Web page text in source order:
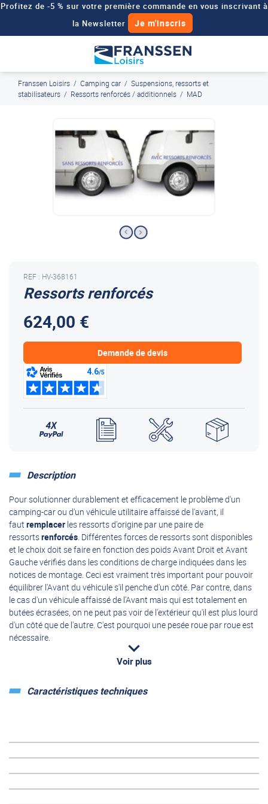
Profitez de -5 % sur votre première commande en vous inscrivant à
la Newsletter
Je m'inscris
Demander un devis
Paiement en ligne sécurisé, en 4x par Paypal J'en profite
Franssen Loisirs / Camping car / Suspensions, ressorts et
stabilisateurs / Ressorts renforcés / additionnels / MAD
Ressorts renforcés
REF : HV-368161
624,00 €
Demande de devis
Description
Pour solutionner durablement et efficacement le problème d'un
camping-car ou d'un véhicule utilitaire affaissé de l'avant, il
faut remplacer les ressorts d'origine par une paire de
ressortsrenforcés. Différentes forces de ressorts sont disponibles
et le choix doit se faire en fonction des poids Avant Droit et Avant
Gauche vérifiés dans les conditions de charge indiquées dans les
notices de montage. Ceci est vraiment très important pour pouvoir
équilibrer l'Avant du véhicule s'il penche d'un côté. Par contre, dans
le cas d'un véhicule affaissé de l'Avant mais qui est totalement en
butées écrasées, on ne peut pas voir de l'extérieur qu'il est plus lourd
d'un côté que de l'autre. C'est pourquoi une pesée roue par roue est
nécessaire.
Pour l'arrière des véhicules à lames de ressort et 4x4, aussi sur les
Les ressorts avant renforcés MAD sont très souvent utilisés sur les
véhicules...
Voir plus
Caractéristiques techniques